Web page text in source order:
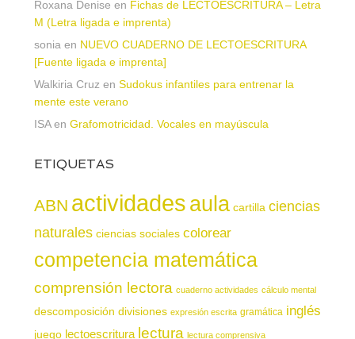
Roxana Denise en Fichas de LECTOESCRITURA – Letra
M (Letra ligada e imprenta)
sonia en NUEVO CUADERNO DE LECTOESCRITURA
[Fuente ligada e imprenta]
Walkiria Cruz en Sudokus infantiles para entrenar la
mente este verano
ISAen Grafomotricidad. Vocales en mayúscula
ETIQUETAS
ABN actividadesaula cartilla ciencias
naturales ciencias sociales colorear
competencia matemática
comprensión lectora cuaderno actividades cálculo mental
descomposición divisiones expresión escrita gramática inglés
juego lectoescritura lectura lectura comprensiva